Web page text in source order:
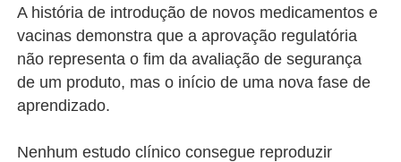
A história de introdução de novos medicamentos e
vacinas demonstra que a aprovação regulatória
não representa o fim da avaliação de segurança
de um produto, mas o início de uma nova fase de
aprendizado.
Nenhum estudo clínico consegue reproduzir